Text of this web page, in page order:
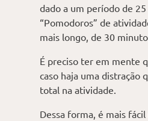
dado a um período de
“Pomodoros” de
mais longo, de 30
É preciso ter em mente
caso haja uma distração
total na atividade.
Dessa forma, é mais